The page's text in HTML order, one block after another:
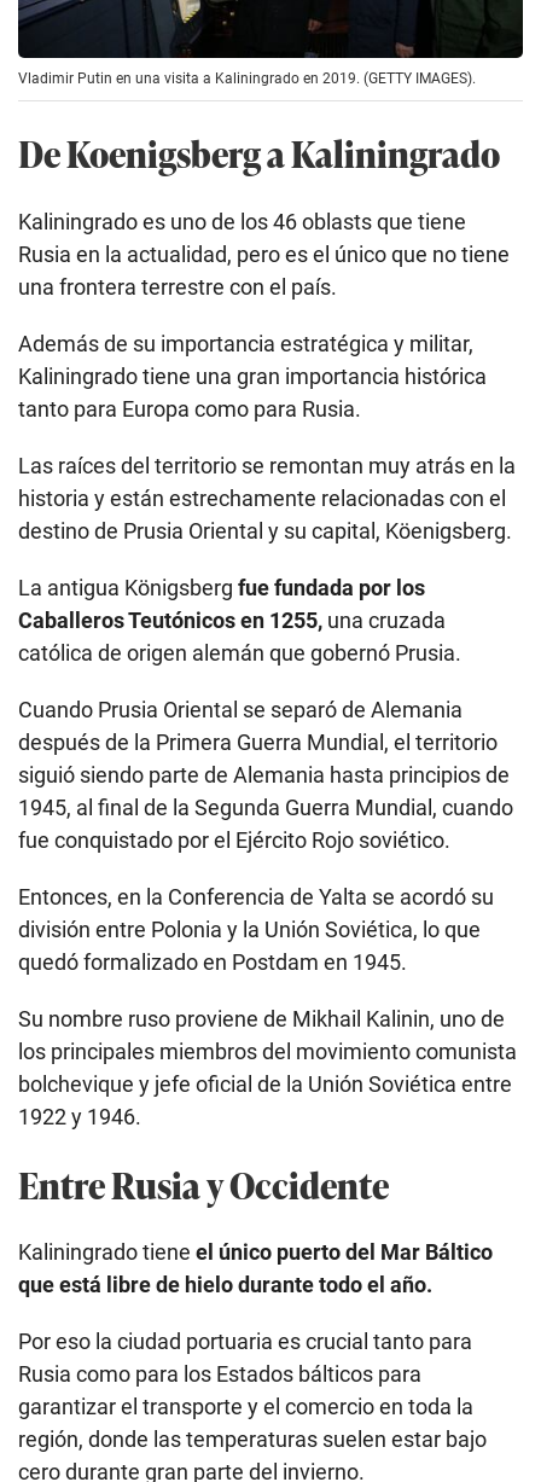
Vladimir Putin en una visita a Kaliningrado en 2019. (GETTY IMAGES).
De Koenigsberg a Kaliningrado
Kaliningrado es uno de los 46 oblasts que tiene
Rusia en la actualidad, pero es el único que no tiene
una frontera terrestre con el país.
Además de su importancia estratégica y militar,
Kaliningrado tiene una gran importancia histórica
tanto para Europa como para Rusia.
Las raíces del territorio se remontan muy atrás en la
historia y están estrechamente relacionadas con el
destino de Prusia Oriental y su capital, Köenigsberg.
La antigua Königsberg fue fundada por los
Caballeros Teutónicos en 1255, una cruzada
católica de origen alemán que gobernó Prusia.
Cuando Prusia Oriental se separó de Alemania
después de la Primera Guerra Mundial, el territorio
siguió siendo parte de Alemania hasta principios de
1945, al final de la Segunda Guerra Mundial, cuando
fue conquistado por el Ejército Rojo soviético.
Entonces, en la Conferencia de Yalta se acordó su
división entre Polonia y la Unión Soviética, lo que
quedó formalizado en Postdam en 1945.
Su nombre ruso proviene de Mikhail Kalinin, uno de
los principales miembros del movimiento comunista
bolchevique y jefe oficial de la Unión Soviética entre
1922 y 1946.
Entre Rusia y Occidente
Kaliningrado tiene el único puerto del Mar Báltico
que está libre de hielo durante todo el año.
Por eso la ciudad portuaria es crucial tanto para
Rusia como para los Estados bálticos para
garantizar el transporte y el comercio en toda la
región, donde las temperaturas suelen estar bajo
cero durante gran parte del invierno.